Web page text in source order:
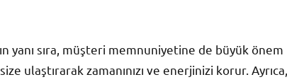
sıra, müşteri memnuniyetine de büyük önem
ulaştırarak zamanınızı ve enerjinizi korur. Ayrıca,